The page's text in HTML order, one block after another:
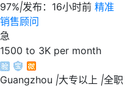
97%|发布：16小时前 精准
销售顾问
急
1500 to 3K per month
Guangzhou |大专以上 |全职